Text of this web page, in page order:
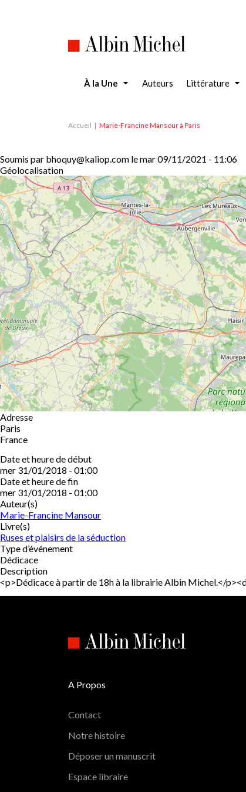
À la Une Auteurs Littérature
Accueil Marie-Francine Mansour à Paris
Soumis par bhoquy@kaliop.com lemar 09/11/2021 - 11:06
Géolocalisation
Adresse
Paris
France
Date et heure de début
mer 31/01/2018 - 01:00
Date et heure de fin
mer 31/01/2018 - 01:00
Auteur(s)
Marie-Francine Mansour
Livre(s)
Ruses et plaisirs de la séduction
Type d’événement
Dédicace
Description
<p>Dédicace à partir de 18h à la librairie Albin Michel.</
A Propos
Contact
Notre histoire
Déposer un manuscrit
Espace libraire